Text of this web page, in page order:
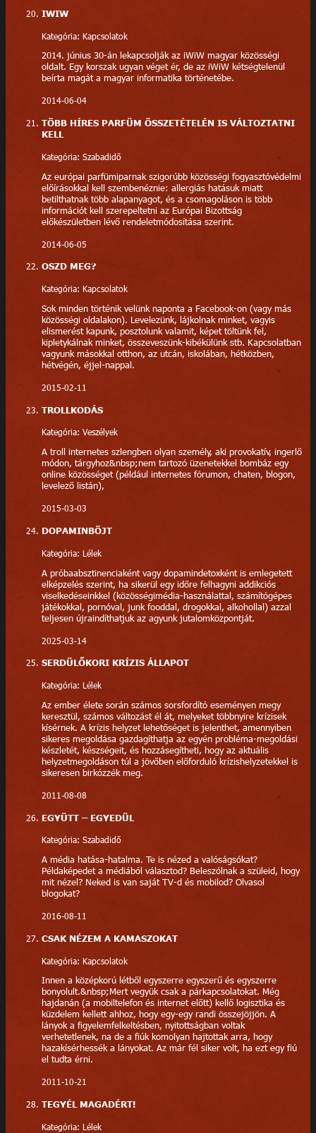
IWIW
Kategória: Kapcsolatok
2014. június 30-án lekapcsolják az iWiW magyar közösségi
oldalt. Egy korszak ugyan véget ér, de az iWiW kétségtelenül
beírta magát a magyar informatika történetébe.
2014-06-04
TÖBB HÍRES PARFÜM ÖSSZETÉTELÉN IS VÁLTOZTATNI
KELL
Kategória: Szabadidő
Az európai parfümiparnak szigorúbb közösségi fogyasztóvédelmi
előírásokkal kell szembenéznie: allergiás hatásuk miatt
betilthatnak több alapanyagot, és a csomagoláson is több
információt kell szerepeltetni az Európai Bizottság
előkészületben lévő rendeletmódosítása szerint.
2014-06-05
OSZD MEG?
Kategória: Kapcsolatok
Sok minden történik velünk naponta a Facebook-on (vagy más
közösségi oldalakon). Levelezünk, lájkolnak minket, vagyis
elismerést kapunk, posztolunk valamit, képet töltünk fel,
kipletykálnak minket, összeveszünk-kibékülünk stb. Kapcsolatban
vagyunk másokkal otthon, az utcán, iskolában, hétközben,
hétvégén, éjjel-nappal.
2015-02-11
TROLLKODÁS
Kategória: Veszélyek
A troll internetes szlengben olyan személy, aki provokatív, ingerlő
módon, tárgyhoz&nbsp;nem tartozó üzenetekkel bombáz egy
online közösséget (például internetes fórumon, chaten, blogon,
levelező listán),
2015-03-03
DOPAMINBÖJT
Kategória: Lélek
A próbaabsztinenciaként vagy dopamindetoxként is emlegetett
elképzelés szerint, ha sikerül egy időre felhagyni addikciós
viselkedéseinkkel (közösségimédia-használattal, számítógépes
játékokkal, pornóval, junk fooddal, drogokkal, alkohollal) azzal
teljesen újraindíthatjuk az agyunk jutalomközpontját.
2025-03-14
SERDÜLŐKORI KRÍZIS ÁLLAPOT
Kategória: Lélek
Az ember élete során számos sorsfordító eseményen megy
keresztül, számos változást él át, melyeket többnyire krízisek
kísérnek. A krízis helyzet lehetőséget is jelenthet, amennyiben
sikeres megoldása gazdagíthatja az egyén probléma-megoldási
készletét, készségeit, és hozzásegítheti, hogy az aktuális
helyzetmegoldáson túl a jövőben előforduló krízishelyzetekkel is
sikeresen birkózzék meg.
2011-08-08
EGYÜTT – EGYEDÜL
Kategória: Szabadidő
A média hatása-hatalma. Te is nézed a valóságsókat?
Példaképedet a médiából választod? Beleszólnak a szüleid, hogy
mit nézel? Neked is van saját TV-d és mobilod? Olvasol
blogokat?
2016-08-11
CSAK NÉZEM A KAMASZOKAT
Kategória: Kapcsolatok
Innen a középkorú létből egyszerre egyszerű és egyszerre
bonyolult.&nbsp;Mert vegyük csak a párkapcsolatokat. Még
hajdanán (a mobiltelefon és internet előtt) kellő logisztika és
küzdelem kellett ahhoz, hogy egy-egy randi összejöjjön. A
lányok a figyelemfelkeltésben, nyitottságban voltak
verhetetlenek, na de a fiúk komolyan hajtottak arra, hogy
hazakísérhessék a lányokat. Az már fél siker volt, ha ezt egy fiú
el tudta érni.
2011-10-21
TEGYÉL MAGADÉRT!
Kategória: Lélek